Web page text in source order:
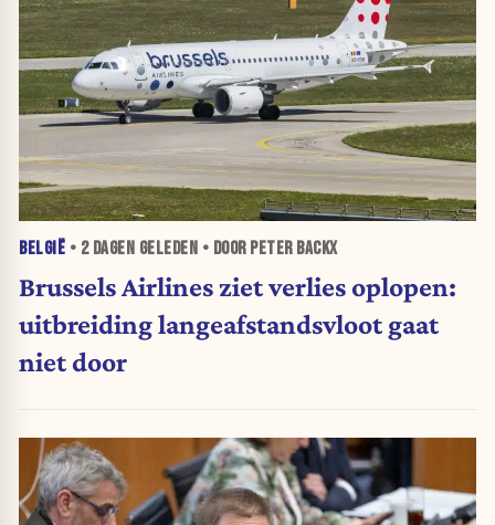
BELGIË • 2 DAGEN GELEDEN • DOOR PETER BACKX
Brussels Airlines ziet verlies oplopen:
uitbreiding langeafstandsvloot gaat
niet door